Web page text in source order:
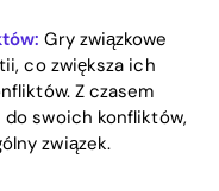
Gry związkowe
co zwiększa ich
Z czasem
swoich konfliktów,
związek.